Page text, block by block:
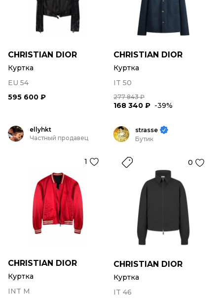
CHRISTIAN DIOR
Куртка
EU 54
595 600 ₽
CHRISTIAN DIOR
Куртка
IT 50
277 843 ₽
168 340 ₽ -39%
ellyhkt
Частный продавец
1
CHRISTIAN DIOR
Куртка
INT M
strasse
Бутик
0
CHRISTIAN DIOR
Куртка
IT 46